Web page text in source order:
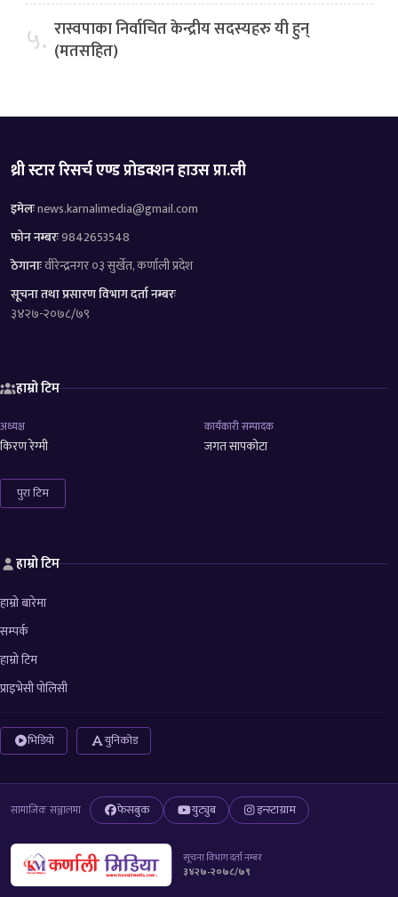
५. रास्वपाका निर्वाचित केन्द्रीय सदस्यहरु यी हुन्
(मतसहित)
थ्री स्टार रिसर्च एण्ड प्रोडक्शन हाउस प्रा.ली
इमेलःnews.karnalimedia@gmail.com
फोन नम्बरः9842653548
ठेगानाःवीरेन्द्रनगर ०३ सुर्खेत, कर्णाली प्रदेश
सूचना तथा प्रसारण विभाग दर्ता नम्बरः
३४२७-२०७८/७९
हाम्रो टिम
अध्यक्ष
किरण रेग्मी
कार्यकारी सम्पादक
जगत सापकोटा
पुरा टिम
हाम्रो टिम
हाम्रो बारेमा
सम्पर्क
हाम्रो टिम
प्राइभेसी पोलिसी
भिडियो युनिकोड
सामाजिक सञ्जालमा फेसबुक युट्युब इन्स्टाग्राम
सूचना विभाग दर्ता नम्बर
३४२७-२०७८/७९